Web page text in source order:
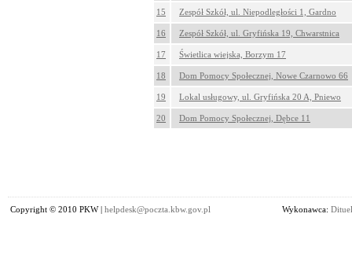
15 Zespół Szkół, ul. Niepodległości 1, Gardno
16 Zespół Szkół, ul. Gryfińska 19, Chwarstnica
17 Świetlica wiejska, Borzym 17
18 Dom Pomocy Społecznej, Nowe Czarnowo 66
19 Lokal usługowy, ul. Gryfińska 20 A, Pniewo
20 Dom Pomocy Społecznej, Dębce 11
Copyright © 2010 PKW | helpdesk@poczta.kbw.gov.pl Wykonawca: